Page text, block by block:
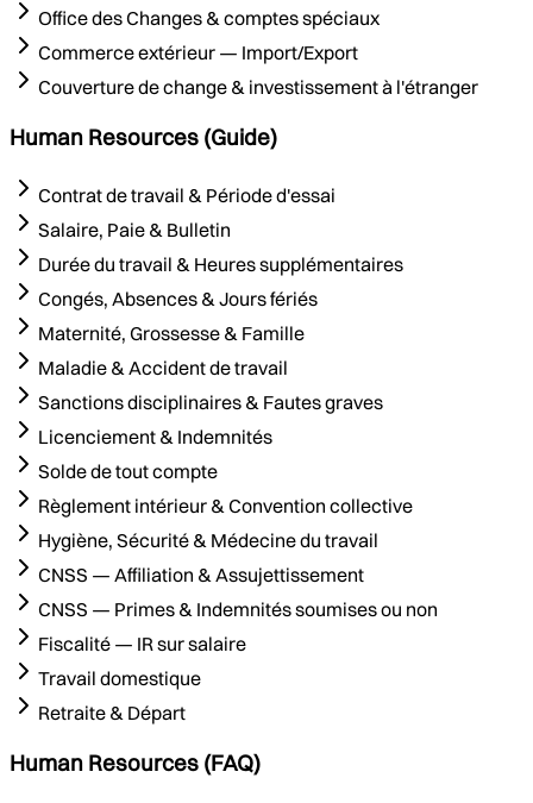
Office des Changes & comptes spéciaux
Commerce extérieur — Import/Export
Couverture de change & investissement à l'étranger
Human Resources (Guide)
Contrat de travail & Période d'essai
Salaire, Paie & Bulletin
Durée du travail & Heures supplémentaires
Congés, Absences & Jours fériés
Maternité, Grossesse & Famille
Maladie & Accident de travail
Sanctions disciplinaires & Fautes graves
Licenciement & Indemnités
Solde de tout compte
Règlement intérieur & Convention collective
Hygiène, Sécurité & Médecine du travail
CNSS — Affiliation & Assujettissement
CNSS — Primes & Indemnités soumises ou non
Fiscalité — IR sur salaire
Travail domestique
Retraite & Départ
Human Resources (FAQ)